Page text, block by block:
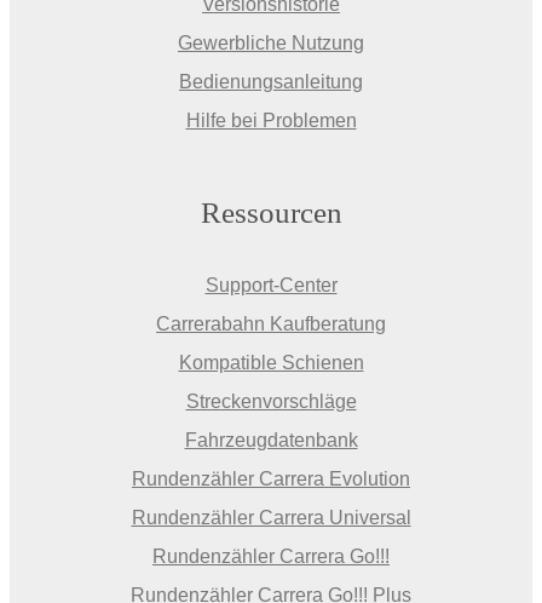
Versionshistorie
Gewerbliche Nutzung
Bedienungsanleitung
Hilfe bei Problemen
Ressourcen
Support-Center
Carrerabahn Kaufberatung
Kompatible Schienen
Streckenvorschläge
Fahrzeugdatenbank
Rundenzähler Carrera Evolution
Rundenzähler Carrera Universal
Rundenzähler Carrera Go!!!
Rundenzähler Carrera Go!!! Plus